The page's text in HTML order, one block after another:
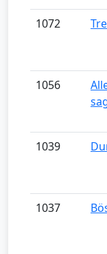
1072
1056
1039
1037